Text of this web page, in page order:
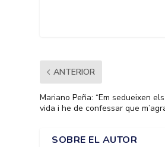
ANTERIOR
Mariano Peña: “Em sedueixen
vida i he de confessar que
SOBRE EL AUTOR